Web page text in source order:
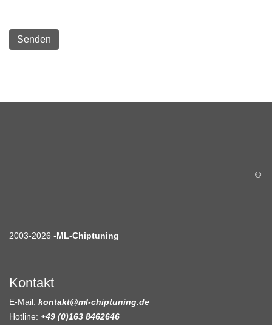
©
2003-2026 -ML-Chiptuning
Kontakt
E-Mail: kontakt@ml-chiptuning.de
Hotline: +49 (0)163 8462646